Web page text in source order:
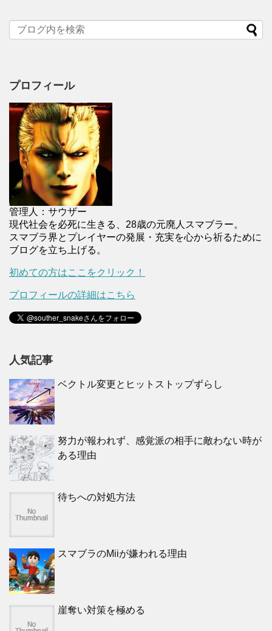
プロフィール
管理人：サウザー
現代社会を必死に生きる、28歳の元廃人スマブラー。
スマブラ界とプレイヤーの発展・充実を心から祈るために
ブログを立ち上げる。
初めての方はここをクリック！
プロフィールの詳細はこちら
人気記事
ベクトル変更とヒットストップずらし
努力が報われず、感覚派の相手に敵わない時が
ある理由
待ちへの対処方法
スマブラのMiiが嫌われる理由
崖奪い対策を極める